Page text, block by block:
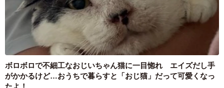
大混雑！ 写真提供：日本モンキーセンター
日本モンキーセンター X
https://x.com/j_monkeycentre
寒い！これはヒーターが必要だ！
ボロボロで不細工なおじいちゃん猫に一目惚れ エイズだし手
がかかるけど…おうちで暮らすと「おじ猫」だって可愛くなっ